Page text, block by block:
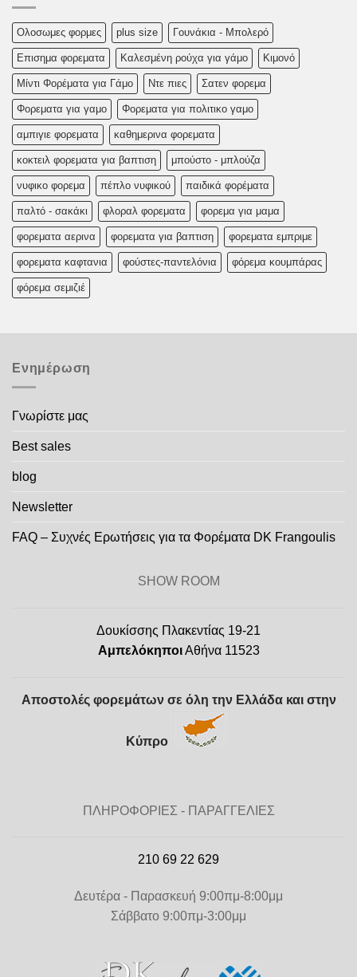
Oλoσωμες φoρμες plus size Γουνάκια - Μπολερό
Επισημα φορεματα Καλεσμένη ρούχα για γάμο Κιμονό
Μίντι Φορέματα για Γάμο Ντε πιες Σατεν φορεμα
Φορεματα για γαμο Φορεματα για πολιτικο γαμο
αμπιγιε φορεματα καθημερινα φορεματα
κοκτειλ φορεματα για βαπτιση μπούστο - μπλούζα
νυφικο φορεμα πέπλο νυφικού παιδικά φορέματα
παλτό - σακάκι φλοραλ φορεματα φορεμα για μαμα
φορεματα αερινα φορεματα για βαπτιση φορεματα εμπριμε
φορεματα καφτανια φούστες-παντελόνια φόρεμα κουμπάρας
φόρεμα σεμιζιέ
Ενημέρωση
Γνωρίστε μας
Best sales
blog
Newsletter
FAQ – Συχνές Ερωτήσεις για τα Φορέματα DK Frangoulis
SHOW ROOM
Δουκίσσης Πλακεντίας 19-21
ΑμπελόκηποιΑθήνα 11523
Αποστολές φορεμάτων σε όλη την Ελλάδα και στην
Κύπρο
ΠΛΗΡΟΦΟΡΙΕΣ - ΠΑΡΑΓΓΕΛΙΕΣ
210 69 22 629
Δευτέρα - Παρασκευή 9:00πμ-8:00μμ
Σάββατο 9:00πμ-3:00μμ